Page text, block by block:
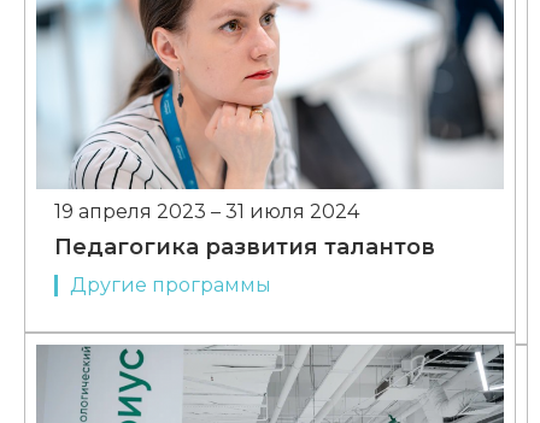
19 апреля 2023 – 31 июля 2024
Педагогика развития талантов
Другие программы